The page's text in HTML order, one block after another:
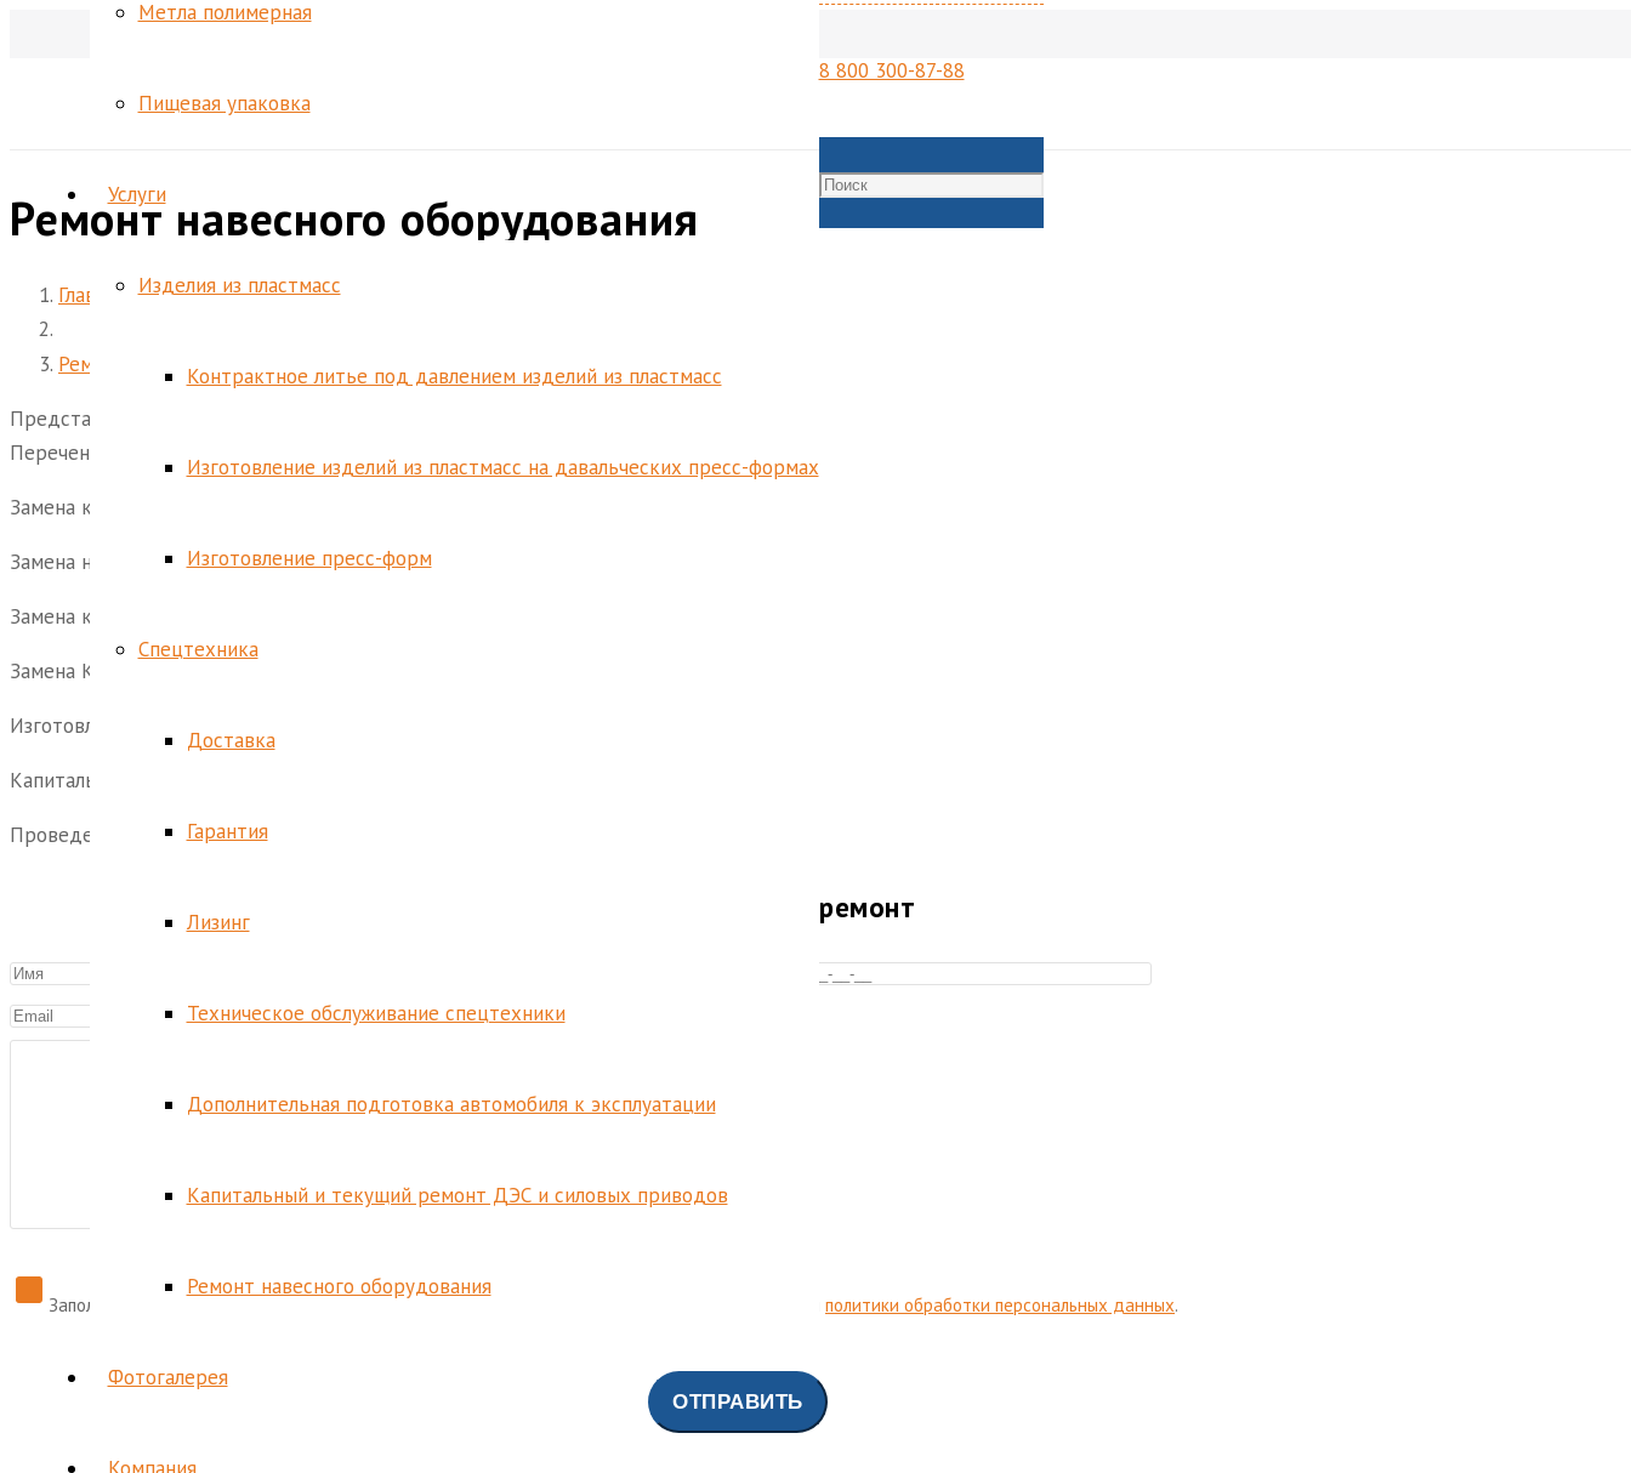
Метла полимерная
Пищевая упаковка
Услуги
Изделия из пластмасс
Контрактное литье под давлением изделий из пластмасс
Изготовление изделий из пластмасс на давальческих пресс-формах
Изготовление пресс-форм
Спецтехника
Доставка
Гарантия
Лизинг
Техническое обслуживание спецтехники
Дополнительная подготовка автомобиля к эксплуатации
Капитальный и текущий ремонт ДЭС и силовых приводов
Ремонт навесного оборудования
Фотогалерея
8 800 300-87-88
Ремонт навесного оборудования
Главная
Ремонт навесного оборудования
Представляем вашему вниманию услуги по ремонту навесного оборудования.
Перечень предлагаемых работ:
Замена корпуса цистерны с надрамником.
Замена насоса ВК-6 с обвязкой.
Замена комплекта напорно-всасывающих рукавов с монтажными пеналами.
Замена КОМ.
Изготовление жгута электропроводки.
Капитальный ремонт кабины с доведением до параметров «рестайлинг».
Проведение испытаний навесного оборудования.
Оставить заявку на ремонт
Заполняя форму, я даю на обработку моих персональных данных и принимаю условия политики обработки персональных данных.